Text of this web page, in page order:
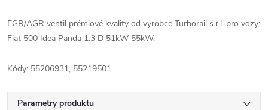
EGR/AGR ventil prémiové kvality od výrobce Turborail s.r.l. pro vozy:
Fiat 500 Idea Panda 1.3 D 51kW 55kW.
Kódy: 55206931, 55219501.
Parametry produktu